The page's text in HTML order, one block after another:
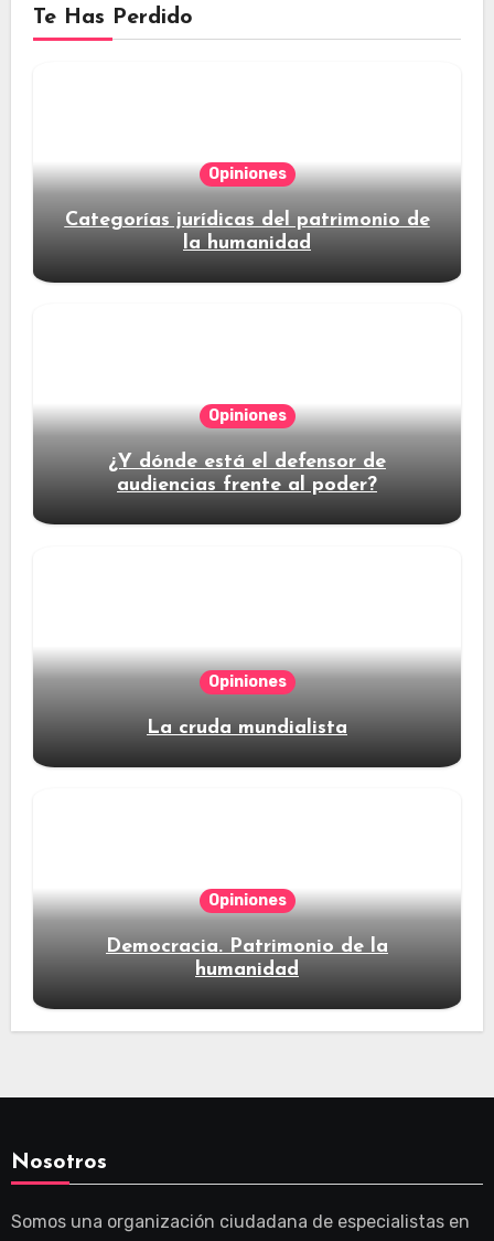
Te Has Perdido
Opiniones
Categorías jurídicas del patrimonio de
la humanidad
Opiniones
¿Y dónde está el defensor de
audiencias frente al poder?
Opiniones
La cruda mundialista
Opiniones
Democracia. Patrimonio de la
humanidad
Nosotros
Somos una organización ciudadana de especialistas en